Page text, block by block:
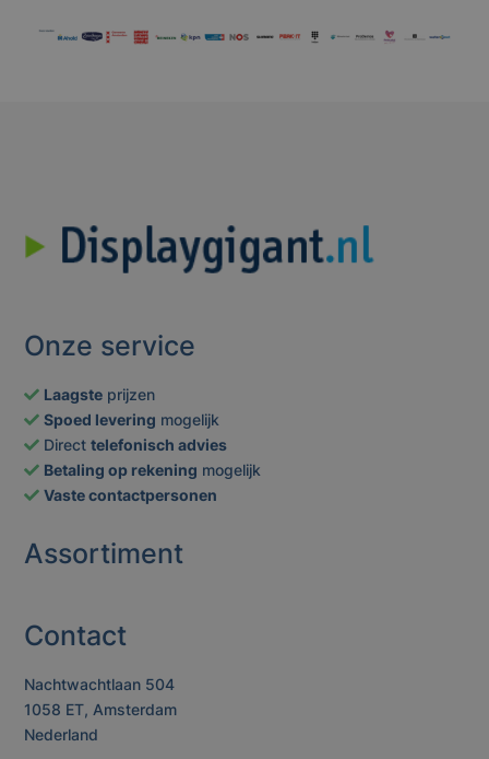
Onze service
Laagste prijzen
Spoed levering mogelijk
Directtelefonisch advies
Betaling op rekening mogelijk
Vaste contactpersonen
Assortiment
Contact
Nachtwachtlaan 504
1058 ET, Amsterdam
Nederland